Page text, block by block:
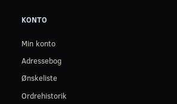
KONTO
Min konto
Adressebog
Ønskeliste
Ordrehistorik